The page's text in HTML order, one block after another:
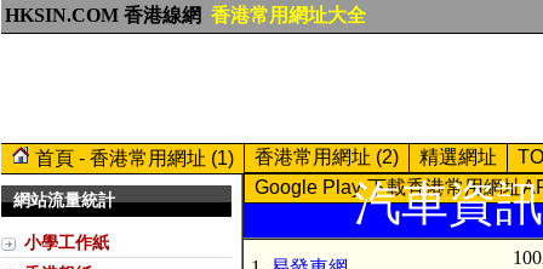
HKSIN.COM 香港線網 香港常用網址大全
首頁 - 香港常用網址 (1) 香港常用網址 (2) 精選網址
Google Play-下載香港常用網址
網站流量統計
小學工作紙
汽車資